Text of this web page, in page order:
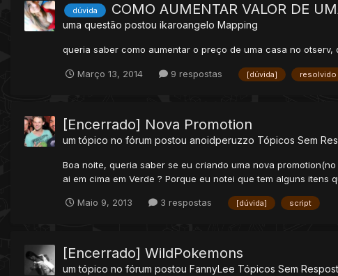
dúvida COMO AUMENTAR VALOR DE
uma questão postou ikaroangelo Mapping
queria saber como aumentar o preço de uma casa no otserv,
Março 13, 2014 9 respostas [dúvida] resolvido
[Encerrado] Nova Promotion
um tópico no fórum postou anoidperuzzo Tópicos Sem
Boa noite, queria saber se eu criando uma nova
ai em cima em Verde ? Porque eu notei que tem alguns itens
Maio 9, 2013 3 respostas [dúvida] script
[Encerrado] WildPokemons
um tópico no fórum postou FannyLee Tópicos Sem